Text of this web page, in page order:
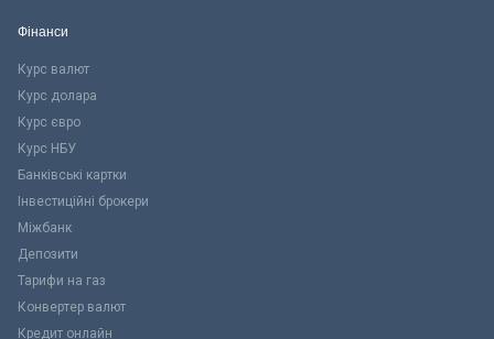
Фінанси
Курс валют
Курс долара
Курс євро
Курс НБУ
Банківські картки
Інвестиційні брокери
Міжбанк
Депозити
Тарифи на газ
Конвертер валют
Кредит онлайн